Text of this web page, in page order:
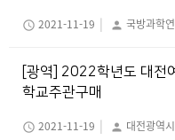
schedule 2021-11-19 | person 국방과학
[광역] 2022학년도 대전
학교주관구매
schedule 2021-11-19 | person 대전광역